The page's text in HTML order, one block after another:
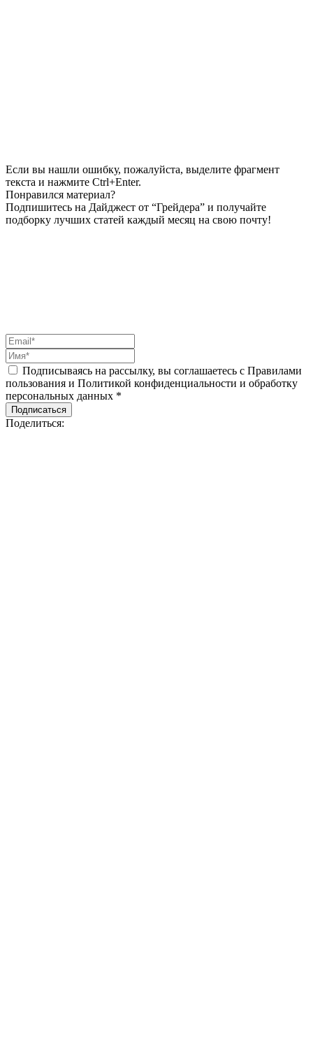
Если вы нашли ошибку, пожалуйста, выделите фрагмент
текста и нажмите Ctrl+Enter.
Понравился материал?
Подпишитесь на Дайджест от “Грейдера” и получайте
подборку лучших статей каждый месяц на свою почту!
Подписываясь на рассылку, вы соглашаетесь с Правилами
пользования и Политикой конфиденциальности и обработку
персональных данных *
Подписаться
Поделиться: